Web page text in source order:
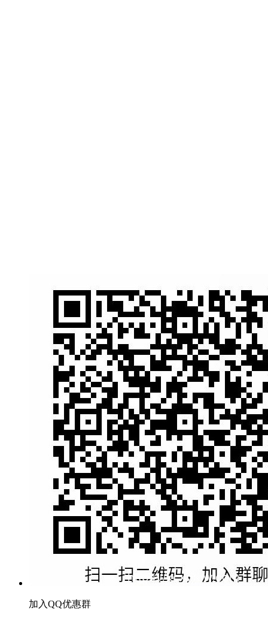
加入QQ优惠群